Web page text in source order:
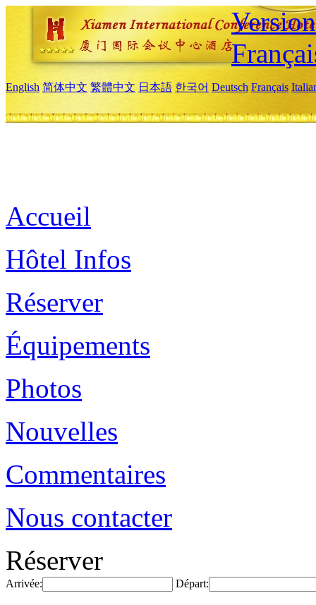
English 简体中文 繁體中文 日本語 한국어 Deutsch Français
Accueil
Hôtel Infos
Réserver
Équipements
Photos
Nouvelles
Commentaires
Nous contacter
Réserver
Arrivée: Départ: